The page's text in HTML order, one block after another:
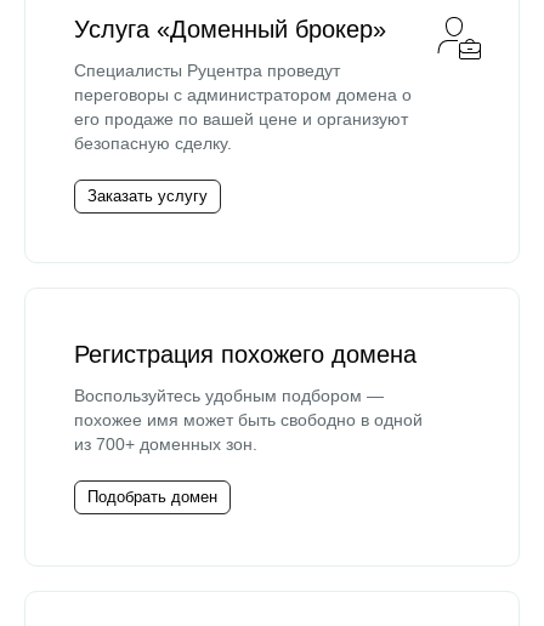
Услуга «Доменный брокер»
Специалисты Руцентра проведут
переговоры с администратором домена о
его продаже по вашей цене и организуют
безопасную сделку.
Заказать услугу
Регистрация похожего домена
Воспользуйтесь удобным подбором —
похожее имя может быть свободно в одной
из 700+ доменных зон.
Подобрать домен